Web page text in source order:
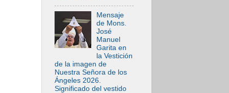
Mensaje
de Mons.
José
Manuel
Garita en
la Vestición
de la imagen de
Nuestra Señora de los
Ángeles 2026.
Significado del vestido